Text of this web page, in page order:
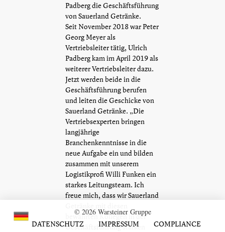
Padberg die Geschäftsführung
von Sauerland Getränke.
Seit November 2018 war Peter
Georg Meyer als
Vertriebsleiter tätig, Ulrich
Padberg kam im April 2019 als
weiterer Vertriebsleiter dazu.
Jetzt werden beide in die
Geschäftsführung berufen
und leiten die Geschicke von
Sauerland Getränke. „Die
Vertriebsexperten bringen
langjährige
Branchenkenntnisse in die
neue Aufgabe ein und bilden
zusammen mit unserem
Logistikprofi Willi Funken ein
starkes Leitungsteam. Ich
freue mich, dass wir Sauerland
bewährten Kollegen in der
Geschäftsführung stärken
© 2026 Warsteiner Gruppe
DATENSCHUTZ
IMPRESSUM COMPLIANCE